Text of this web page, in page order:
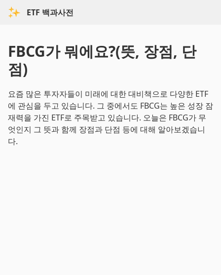
ETF 백과사전
FBCG가 뭐에요?(뜻, 장점, 단
점)
요즘 많은 투자자들이 미래에 대한 대비책으로 다양한 ETF
에 관심을 두고 있습니다. 그 중에서도 FBCG는 높은 성장 잠
재력을 가진 ETF로 주목받고 있습니다. 오늘은 FBCG가 무
엇인지 그 뜻과 함께 장점과 단점 등에 대해 알아보겠습니
다.